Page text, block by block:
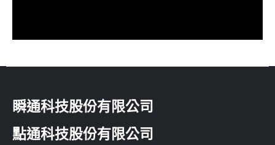
瞬通科技股份有限公司
點通科技股份有限公司